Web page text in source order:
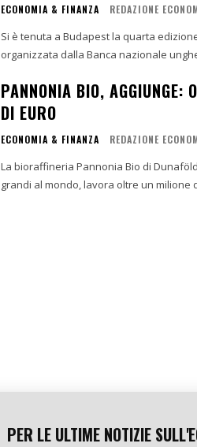
ECONOMIA & FINANZA REDAZIONE
Si è tenuta a Budapest la quarta
organizzata dalla Banca nazionale
PANNONIA BIO, AGGIUNGE:
DI EURO
ECONOMIA & FINANZA REDAZIONE
La bioraffineria Pannonia Bio di
grandi al mondo, lavora oltre un milione
PER LE ULTIME NOTIZIE